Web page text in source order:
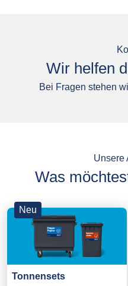
Wir helfen
Bei Fragen stehen
Unsere
Was
Neu
Tonnensets